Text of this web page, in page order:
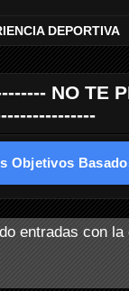
DEPORTIVA
NO TE
Objetivos
entradas con